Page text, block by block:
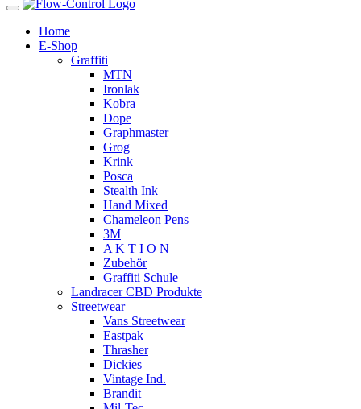
Home
E-Shop
Graffiti
MTN
Ironlak
Kobra
Dope
Graphmaster
Grog
Krink
Posca
Stealth Ink
Hand Mixed
Chameleon Pens
3M
A K T I O N
Zubehör
Graffiti Schule
Landracer CBD Produkte
Streetwear
Vans Streetwear
Eastpak
Thrasher
Dickies
Vintage Ind.
Brandit